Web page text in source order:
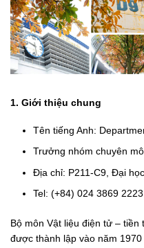
1. Giới thiệu chung
Tên tiếng Anh:
Trưởng nhóm chuyên
Địa chỉ: P211-C9, Đại
Tel: (+84) 024 3869 2223
Bộ môn Vật liệu điện tử – tiền
được thành lập vào năm